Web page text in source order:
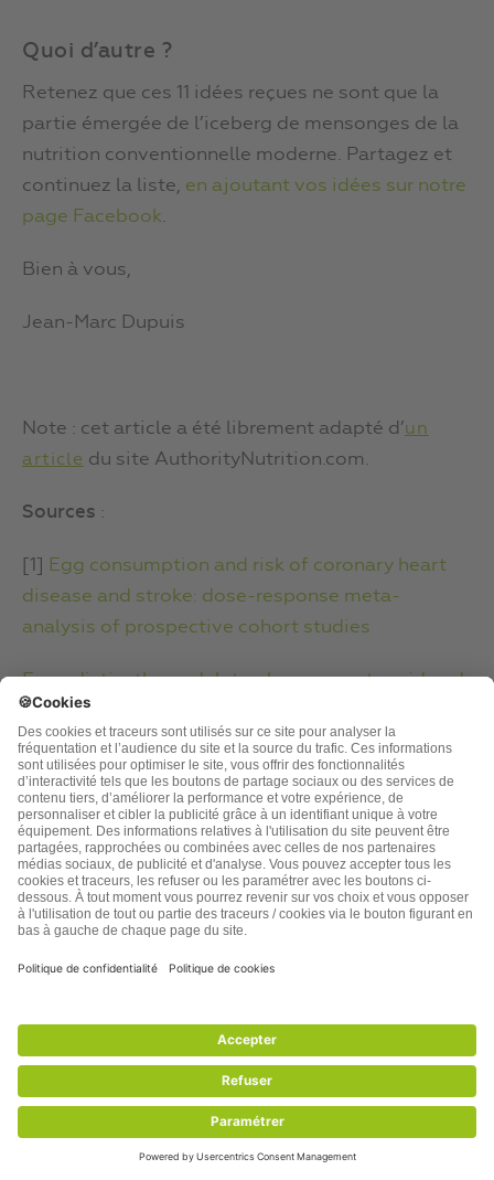
Quoi d’autre ?
Retenez que ces 11 idées reçues ne sont que la
partie émergée de l’iceberg de mensonges de la
nutrition conventionnelle moderne. Partagez et
continuez la liste, en ajoutant vos idées sur notre
page Facebook.
Bien à vous,
Jean-Marc Dupuis
Note : cet article a été librement adapté d’un
article du site AuthorityNutrition.com.
Sources :
[1]
Egg consumption and risk of coronary heart
disease and stroke: dose-response meta-
analysis of prospective cohort studies
Eggs distinctly modulate plasma carotenoid and
lipoprotein subclasses in adult men following a
carbohydrate-restricted diet.
[2]Lutein and zeaxanthin concentrations in
plasma after dietary supplementation with egg
yolk
[3]Short-term effect of eggs on satiety in
overweight and obese subjects.
Le gras est bon pour la santé
[5]Meta-analysis of prospective cohort studies
evaluating the association of saturated fat with
cardiovascular disease